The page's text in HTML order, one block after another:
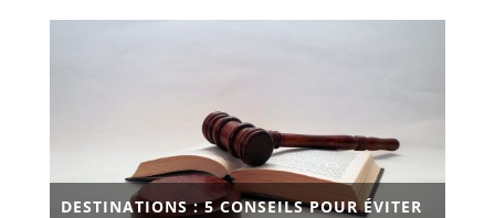
DESTINATIONS : 5 CONSEILS POUR ÉVITER